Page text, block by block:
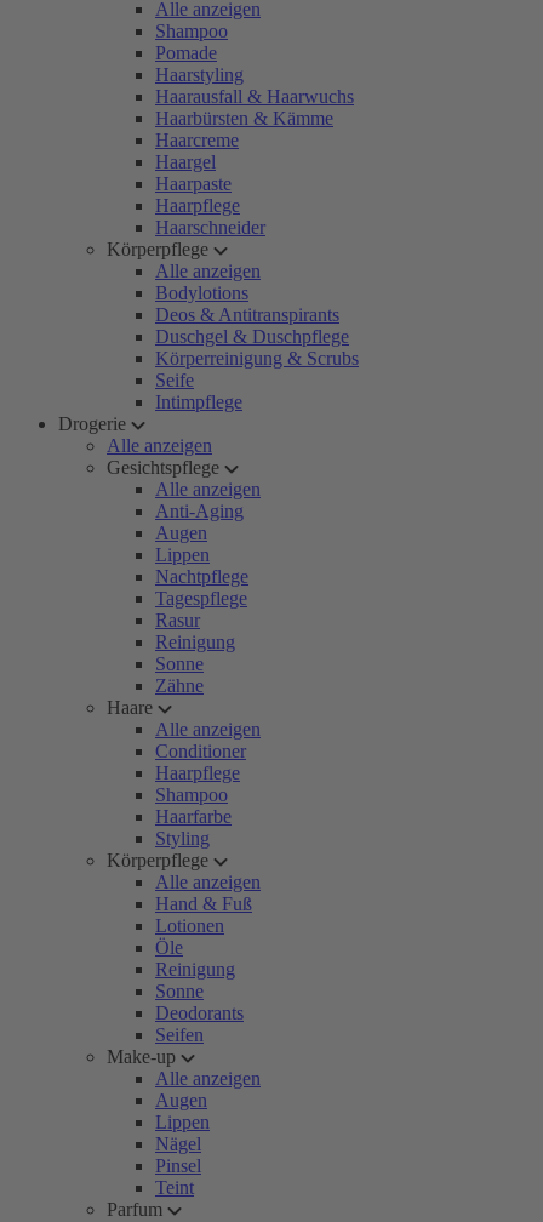
Alle anzeigen
Shampoo
Pomade
Haarstyling
Haarausfall & Haarwuchs
Haarbürsten & Kämme
Haarcreme
Haargel
Haarpaste
Haarpflege
Haarschneider
Körperpflege
Alle anzeigen
Bodylotions
Deos & Antitranspirants
Duschgel & Duschpflege
Körperreinigung & Scrubs
Seife
Intimpflege
Drogerie
Alle anzeigen
Gesichtspflege
Alle anzeigen
Anti-Aging
Augen
Lippen
Nachtpflege
Tagespflege
Rasur
Reinigung
Sonne
Zähne
Haare
Alle anzeigen
Conditioner
Haarpflege
Shampoo
Haarfarbe
Styling
Körperpflege
Alle anzeigen
Hand & Fuß
Lotionen
Öle
Reinigung
Sonne
Deodorants
Seifen
Make-up
Alle anzeigen
Augen
Lippen
Nägel
Pinsel
Teint
Parfum